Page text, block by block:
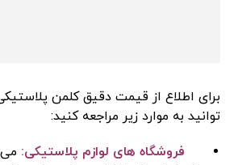
توانید به موارد زیر مراجعه کنید:
فروشگاه‌ های لوازم پلاستیکی: می‌